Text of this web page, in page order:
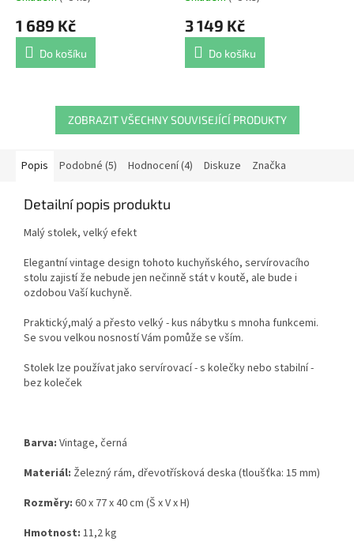
produktu
5,0
hvězdiček.
1 689 Kč
Do košíku
produktu
5,0
hvězdiček.
3 149 Kč
Do košíku
ZOBRAZIT VŠECHNY SOUVISEJÍCÍ PRODUKTY
Popis Podobné (5) Hodnocení (4) Diskuze Značka
Detailní popis produktu
Malý stolek, velký efekt
Elegantní vintage design tohoto kuchyňského, servírovacího
stolu zajistí že nebude jen nečinně stát v koutě, ale bude i
ozdobou Vaší kuchyně.
Praktický,malý a přesto velký - kus nábytku s mnoha funkcemi.
Se svou velkou nosností Vám pomůže se vším.
Stolek lze používat jako servírovací - s kolečky nebo stabilní -
bez koleček
Barva: Vintage, černá
Materiál: Železný rám, dřevotřísková deska (tloušťka: 15 mm)
Rozměry: 60 x 77 x 40 cm (Š x V x H)
Hmotnost: 11,2 kg